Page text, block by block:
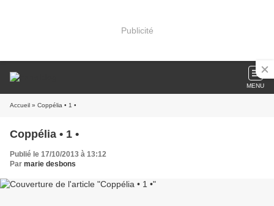
Publicité
MENU
Accueil » Coppélia • 1 •
Coppélia • 1 •
Publié le 17/10/2013 à 13:12
Par marie desbons